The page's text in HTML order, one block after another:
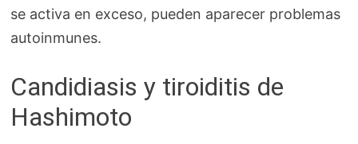
se activa en exceso, pueden aparecer problemas
autoinmunes.
Candidiasis y tiroiditis de
Hashimoto